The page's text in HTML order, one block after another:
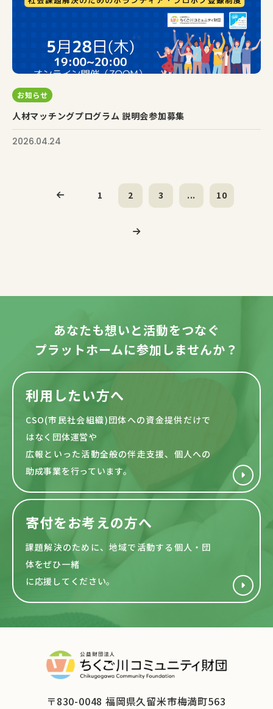
お知らせ
人材マッチングプログラム 説明会参加募集
2026.04.24
1 2 3 ... 10
あなたも想いと活動をつなぐ
プラットホームに参加しませんか？
利用したい方へ
CSO(市民社会組織)団体への資金提供だけで
はなく団体運営や
広報といった活動全般の伴走支援、個人への
助成事業を行っています。
寄付をお考えの方へ
課題解決のために、地域で活動する 個人・団
体をぜひ一緒
に応援してください。
〒830-0048 福岡県久留米市梅満町563